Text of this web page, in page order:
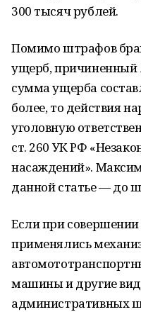
300 тысяч рублей.
Помимо штрафов
ущерб, причиненный
сумма ущерба
более, то действия
уголовную
ст. 260 УК РФ
насаждений».
данной статье — до
Если при
применялись
машины и другие
административных